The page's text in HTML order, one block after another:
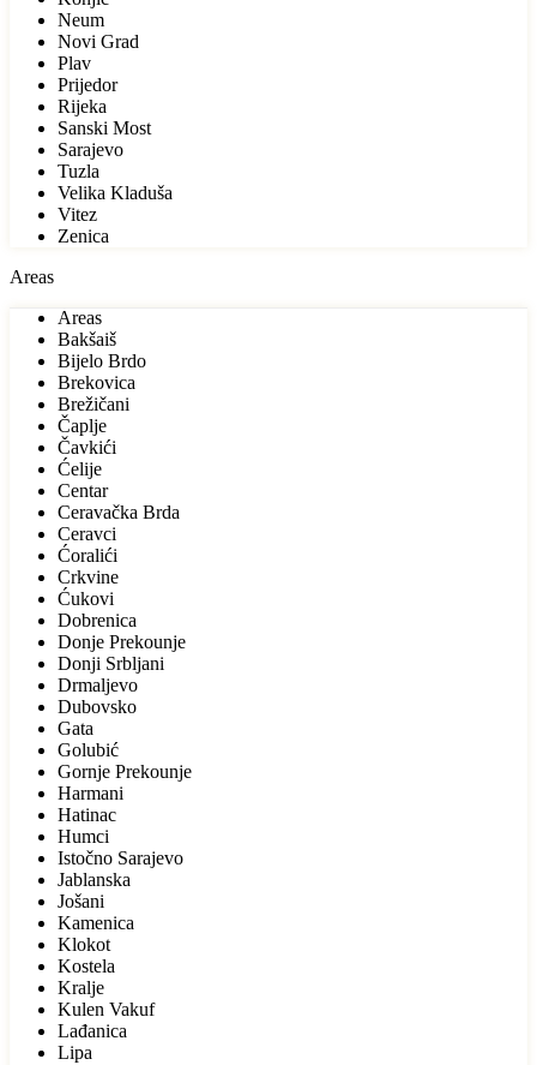
Neum
Novi Grad
Plav
Prijedor
Rijeka
Sanski Most
Sarajevo
Tuzla
Velika Kladuša
Vitez
Zenica
Areas
Areas
Bakšaiš
Bijelo Brdo
Brekovica
Brežičani
Čaplje
Čavkići
Ćelije
Centar
Ceravačka Brda
Ceravci
Ćoralići
Crkvine
Ćukovi
Dobrenica
Donje Prekounje
Donji Srbljani
Drmaljevo
Dubovsko
Gata
Golubić
Gornje Prekounje
Harmani
Hatinac
Humci
Istočno Sarajevo
Jablanska
Jošani
Kamenica
Klokot
Kostela
Kralje
Kulen Vakuf
Lađanica
Lipa